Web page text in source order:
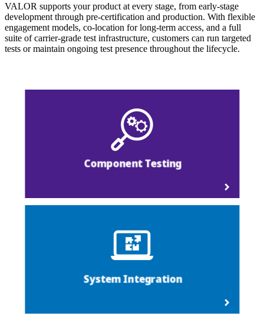
VALOR supports your product at every stage, from early-stage
development through pre-certification and production. With flexible
engagement models, co-location for long-term access, and a full
suite of carrier-grade test infrastructure, customers can run targeted
tests or maintain ongoing test presence throughout the lifecycle.